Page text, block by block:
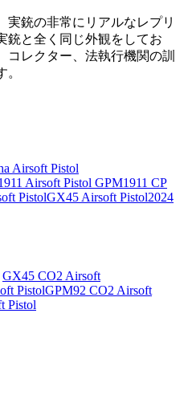
実銃の非常にリアルなレプリ
銃と全く同じ外観をしてお
コレクター、法執行機関の訓
。
Airsoft Pistol
Airsoft Pistol GPM1911 CP
PistolGX45 Airsoft Pistol2024
GX45 CO2 Airsoft
PistolGPM92 CO2 Airsoft
Pistol